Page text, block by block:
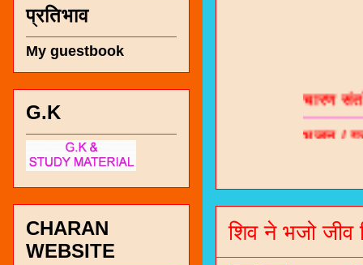
भजन /
नंबर
शिव ने भजो जीव
प्रतिभाव
My guestbook
G.K
CHARAN
WEBSITE